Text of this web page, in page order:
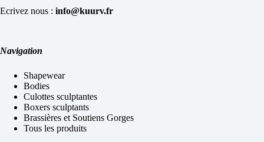
Ecrivez nous : info@kuurv.fr
Navigation
Shapewear
Bodies
Culottes sculptantes
Boxers sculptants
Brassières et Soutiens Gorges
Tous les produits